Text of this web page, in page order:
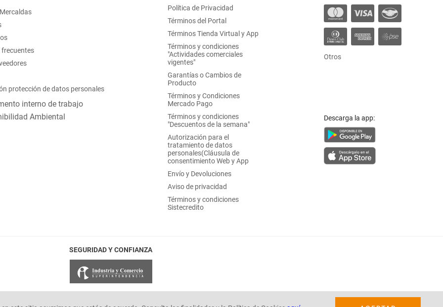
protección de datos personales
interno de trabajo
Ambiental
Política de Privacidad
Términos del Portal
Términos Tienda Virtual y App
Términos y condiciones
"Actividades comerciales
vigentes"
Garantías o Cambios de
Producto
Términos y Condiciones
Mercado Pago
Términos y condiciones
"Descuentos de la semana"
Autorización para el
tratamiento de datos
personales(Cláusula de
consentimiento Web y App
Envío y Devoluciones
Aviso de privacidad
Términos y condiciones
Sistecredito
Otros
Descarga la app:
SEGURIDAD Y CONFIANZA